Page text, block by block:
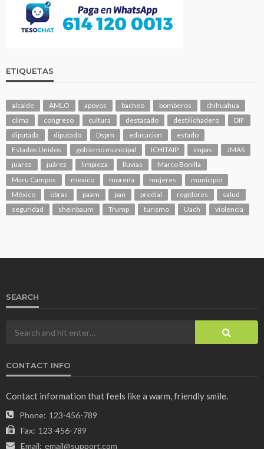
ETIQUETAS
alcalde AMLO apoyos bacheo bomberos
chihuahua
clima
congreso cultura destacado destilichadero
DIF
diputada
diputado Dspm educacion
estado
Estados Unidos
gobierno municipal ICHITAIP impas
JMAS
juarez
juárez limpieza lluvias
Marco Bonilla
Maru Campos
mexico morena mujeres
municipio
México
obras paam pan predial regidores
salud
seguridad
sheinbaum Trump turismo Uach violencia
SEARCH
CONTACT INFO
Contact information that feels like a warm, friendly smile.
Phone: 123-456-789
Fax: 123-456-789
Email: email@support.com